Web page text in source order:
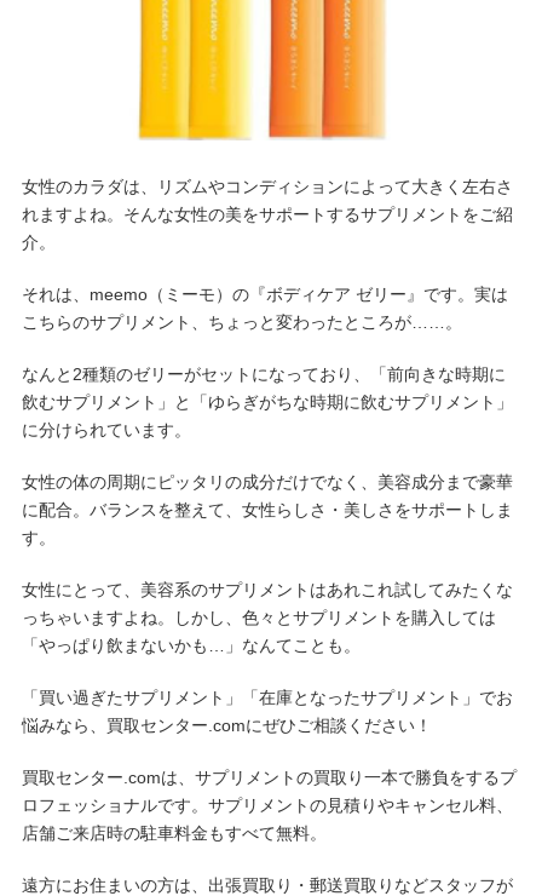
女性のカラダは、リズムやコンディションによって大きく左右さ
れますよね。そんな女性の美をサポートするサプリメントをご紹
介。
それは、meemo（ミーモ）の『ボディケア ゼリー』です。実は
こちらのサプリメント、ちょっと変わったところが……。
なんと2種類のゼリーがセットになっており、「前向きな時期に
飲むサプリメント」と「ゆらぎがちな時期に飲むサプリメント」
に分けられています。
女性の体の周期にピッタリの成分だけでなく、美容成分まで豪華
に配合。バランスを整えて、女性らしさ・美しさをサポートしま
す。
女性にとって、美容系のサプリメントはあれこれ試してみたくな
っちゃいますよね。しかし、色々とサプリメントを購入しては
「やっぱり飲まないかも…」なんてことも。
「買い過ぎたサプリメント」「在庫となったサプリメント」でお
悩みなら、買取センター.comにぜひご相談ください！
買取センター.comは、サプリメントの買取り一本で勝負をするプ
ロフェッショナルです。サプリメントの見積りやキャンセル料、
店舗ご来店時の駐車料金もすべて無料。
遠方にお住まいの方は、出張買取り・郵送買取りなどスタッフが